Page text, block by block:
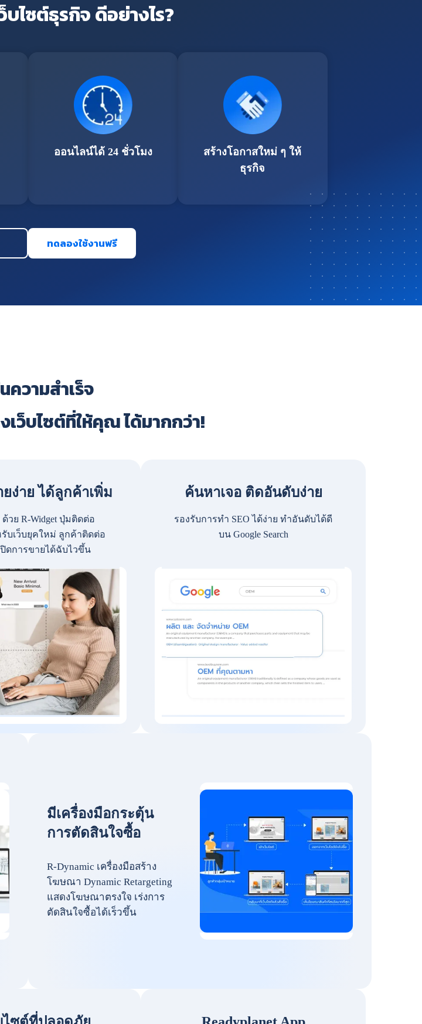
บไซต์ธุรกิจ ดีอย่างไร?
ออนไลน์ได้ 24 ชั่วโมง
สร้างโอกาสใหม่ ๆ ให้
ธุรกิจ
ทดลองใช้งานฟรี
ความสำเร็จ
ว็บไซต์ที่ให้คุณ ได้มากกว่า!
ง่าย ได้ลูกค้าเพิ่ม
วย R-Widget ปุ่มติดต่อ
บเว็บยุคใหม่ ลูกค้าติดต่อ
ดการขายได้ฉับไวขึ้น
ค้นหาเจอ ติดอันดับง่าย
รองรับการทำ SEO ได้ง่าย ทำอันดับได้ดี
บน Google Search
มีเครื่องมือกระตุ้น
การตัดสินใจซื้อ
R-Dynamic เครื่องมือสร้าง
โฆษณา Dynamic Retargeting
แสดงโฆษณาตรงใจ เร่งการ
ตัดสินใจซื้อได้เร็วขึ้น